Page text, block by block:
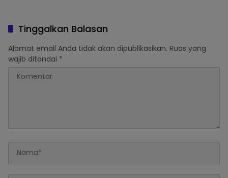
Tinggalkan Balasan
Alamat email Anda tidak akan dipublikasikan. Ruas yang
wajib ditandai *